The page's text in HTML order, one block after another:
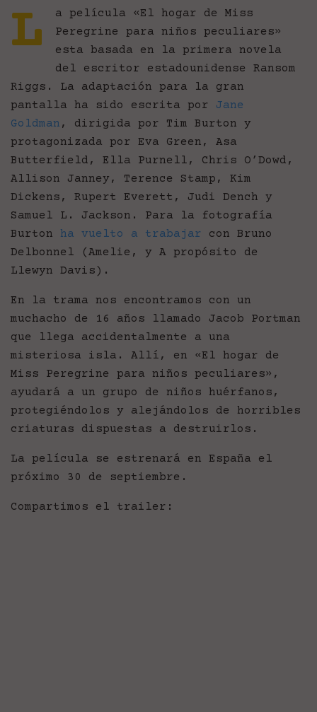
L
a película «El hogar de Miss
Peregrine para niños peculiares»
esta basada en la primera novela
del escritor estadounidense Ransom
Riggs. La adaptación para la gran
pantalla ha sido escrita por Jane
Goldman , dirigida por Tim Burton y
protagonizada por Eva Green, Asa
Butterfield, Ella Purnell, Chris O’Dowd,
Allison Janney, Terence Stamp, Kim
Dickens, Rupert Everett, Judi Dench y
Samuel L. Jackson. Para la fotografía
Burton ha vuelto a trabajar con Bruno
Delbonnel (Amelie, y A propósito de
Llewyn Davis).
En la trama nos encontramos con un
muchacho de 16 años llamado Jacob Portman
que llega accidentalmente a una
misteriosa isla. Allí, en «El hogar de
Miss Peregrine para niños peculiares»,
ayudará a un grupo de niños huérfanos,
protegiéndolos y alejándolos de horribles
criaturas dispuestas a destruirlos.
La película se estrenará en España el
próximo 30 de septiembre.
Compartimos el trailer: